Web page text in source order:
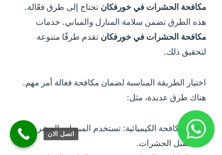
مكافحة الحشرات في خورفكان تحتاج إلى طرق فعّالة.
هذه الطرق تضمن سلامة المنازل والمباني. خدمات
مكافحة الحشرات في خورفكان تقدم طرقًا متنوعة
لتحقيق ذلك.
اختيار الطريقة المناسبة لضمان مكافحة فعالة أمر مهم.
هناك طرق عديدة، مثل:
المكافحة الكيميائية: تستخدم المبيدات الحشرية
لقتل الحشرات.
اتصل الان